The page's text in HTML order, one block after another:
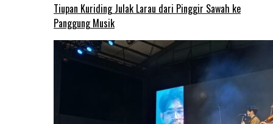
Tiupan Kuriding Julak Larau dari Pinggir Sawah ke
Panggung Musik